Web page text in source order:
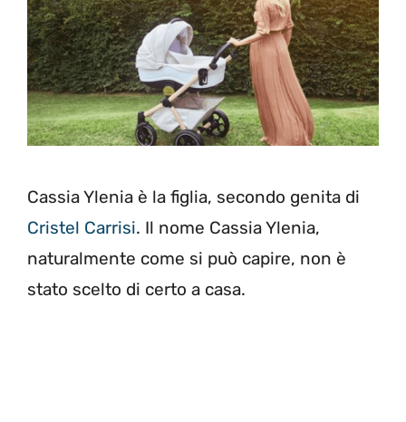
Cassia Ylenia è la figlia, secondo genita di
Cristel Carrisi. Il nome Cassia Ylenia,
naturalmente come si può capire, non è
stato scelto di certo a casa.